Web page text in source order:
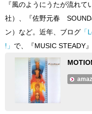
『風のようにうたが流れ
社）、『佐野元春
ン）など。近年、ブログ
!」 で、『MUSIC STEADY